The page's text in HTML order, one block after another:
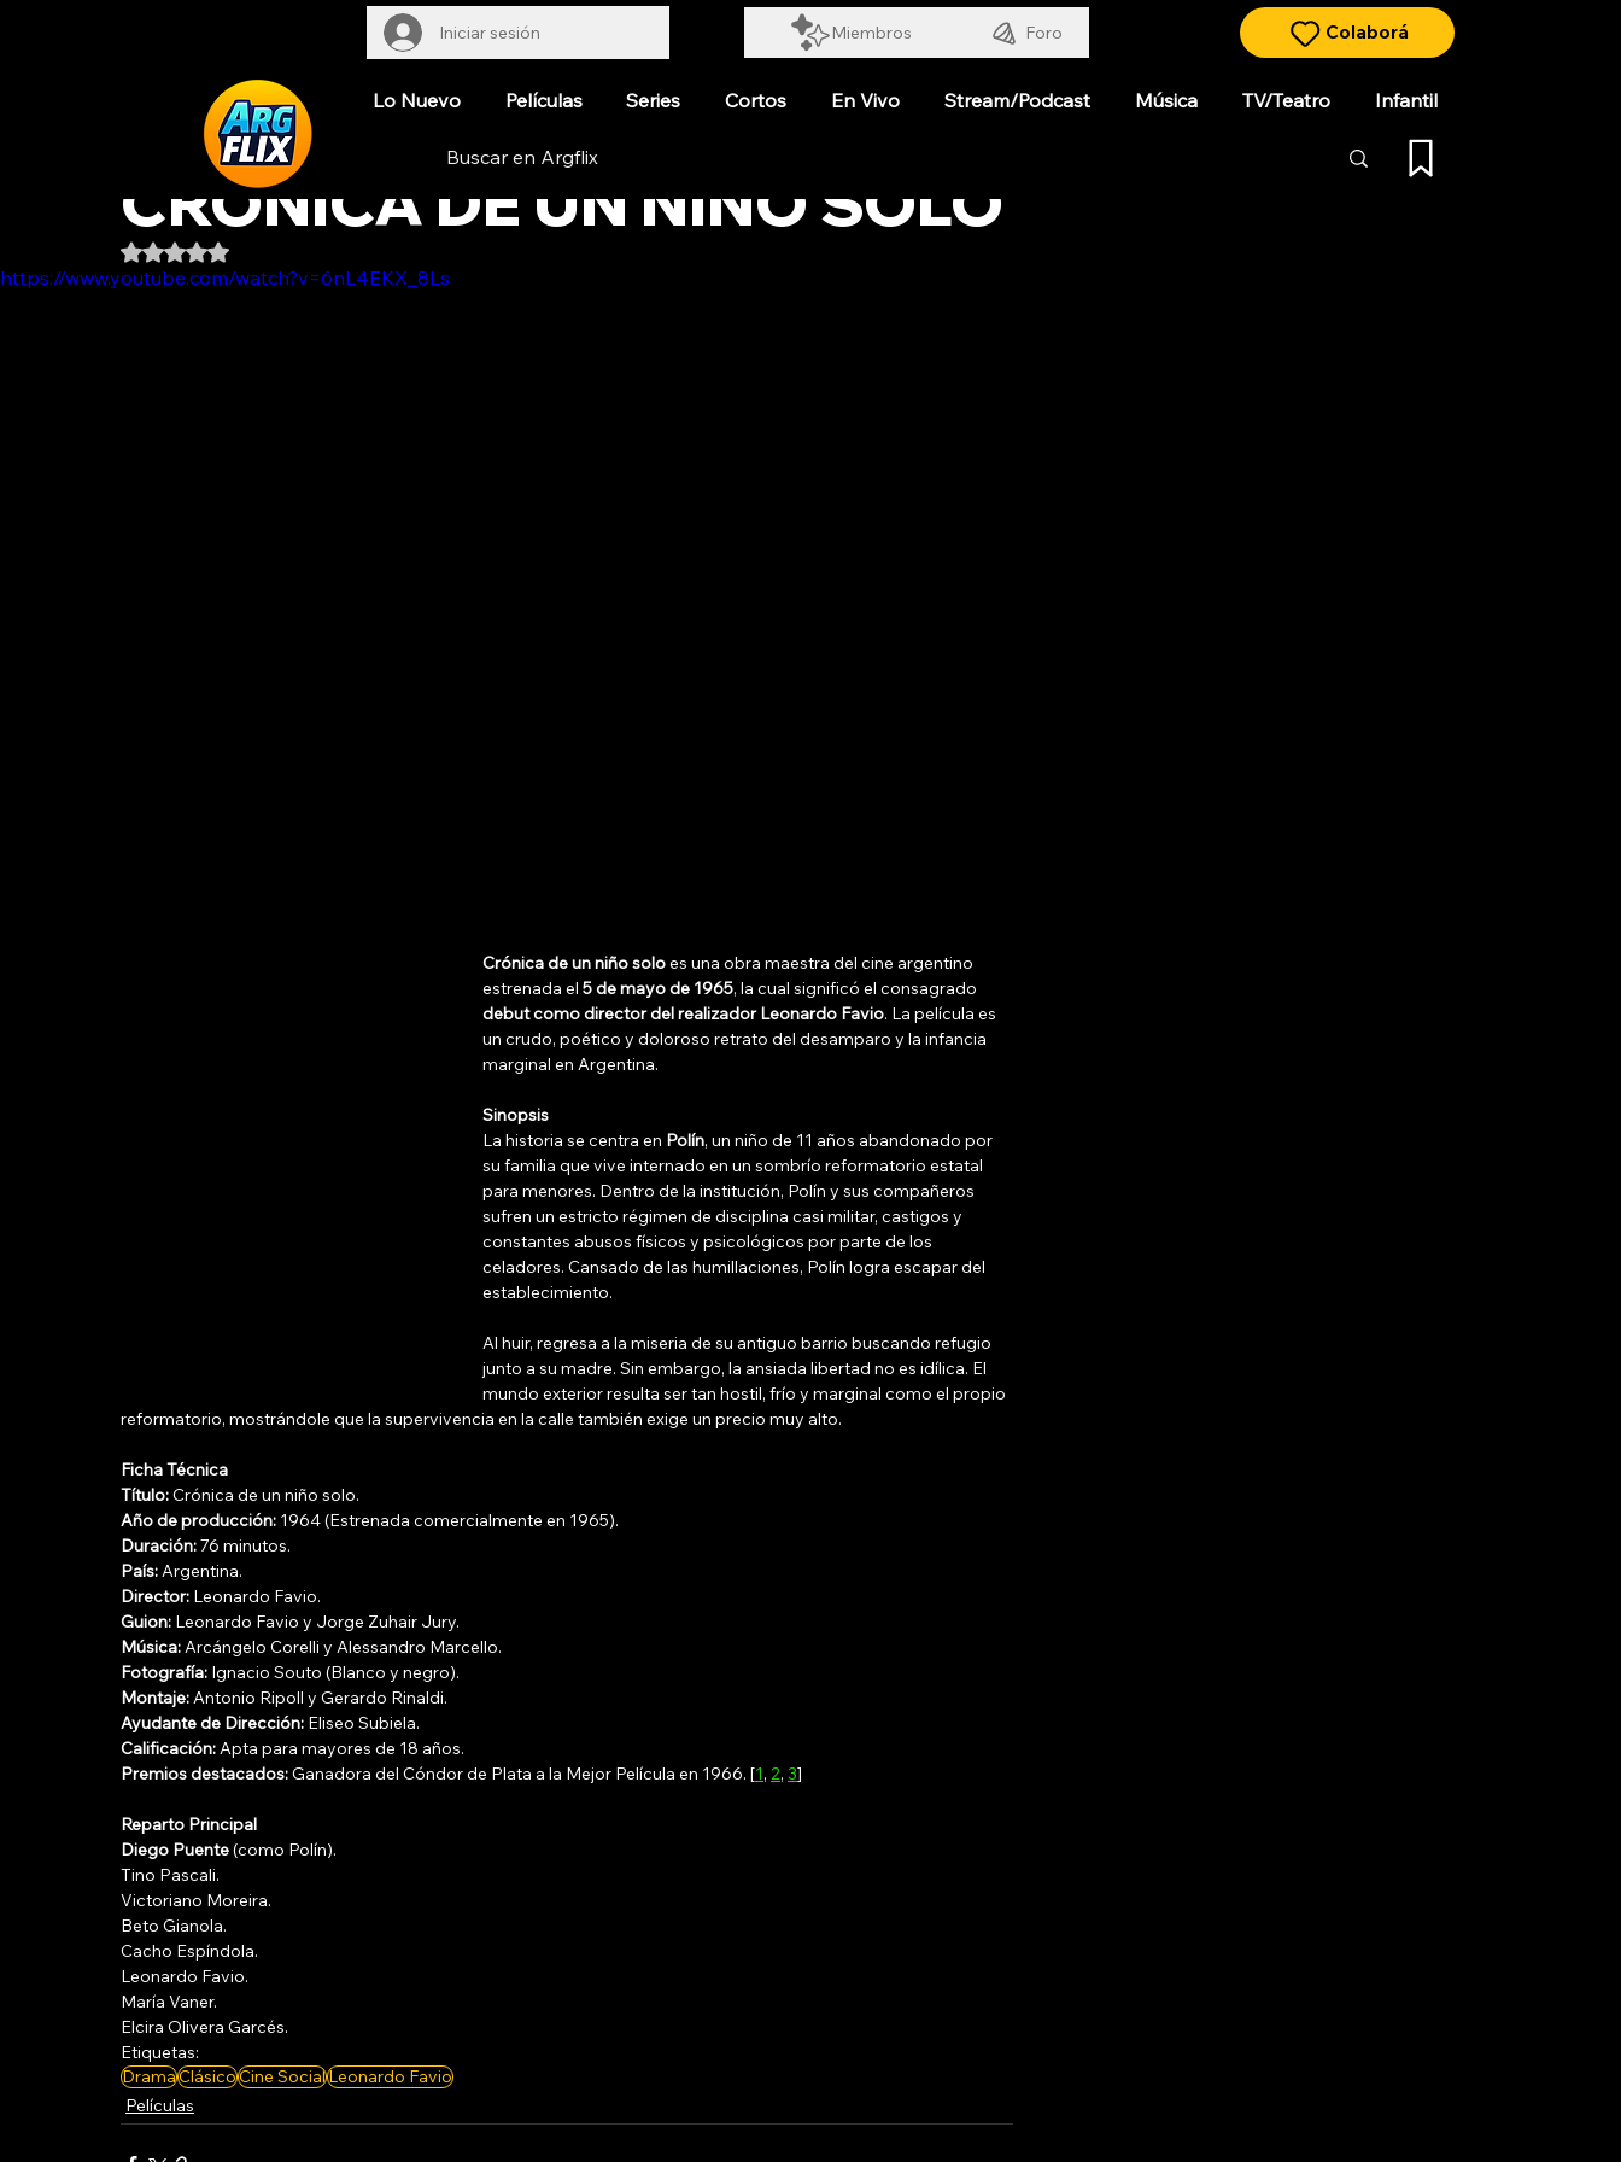
Iniciar sesión Miembros Foro Colaborá
Lo Nuevo Películas Series Cortos En Vivo Stream/Podcast Música TV/Teatro Infantil
CRÓNICA DE UN NIÑO SOLO
Obtuvo NaN de 5 estrellas.
https://www.youtube.com/watch?v=6nL4EKX_8Ls
Crónica de un niño solo es una obra maestra del cine argentino
estrenada el 5 de mayo de 1965, la cual significó el consagrado
debut como director del realizador Leonardo Favio. La película es
un crudo, poético y doloroso retrato del desamparo y la infancia
marginal en Argentina.
Sinopsis
La historia se centra en Polín, un niño de 11 años abandonado por
su familia que vive internado en un sombrío reformatorio estatal
para menores. Dentro de la institución, Polín y sus compañeros
sufren un estricto régimen de disciplina casi militar, castigos y
constantes abusos físicos y psicológicos por parte de los
celadores. Cansado de las humillaciones, Polín logra escapar del
establecimiento.
Al huir, regresa a la miseria de su antiguo barrio buscando refugio
junto a su madre. Sin embargo, la ansiada libertad no es idílica. El
mundo exterior resulta ser tan hostil, frío y marginal como el propio
reformatorio, mostrándole que la supervivencia en la calle también exige un precio muy alto.
Ficha Técnica
Título: Crónica de un niño solo.
Año de producción: 1964 (Estrenada comercialmente en 1965).
Duración: 76 minutos.
País: Argentina.
Director: Leonardo Favio.
Guion: Leonardo Favio y Jorge Zuhair Jury.
Música: Arcángelo Corelli y Alessandro Marcello.
Fotografía: Ignacio Souto (Blanco y negro).
Montaje: Antonio Ripoll y Gerardo Rinaldi.
Ayudante de Dirección: Eliseo Subiela.
Calificación: Apta para mayores de 18 años.
Premios destacados: Ganadora del Cóndor de Plata a la Mejor Película en 1966. [1, 2, 3]
Reparto Principal
Diego Puente (como Polín).
Tino Pascali.
Victoriano Moreira.
Beto Gianola.
Cacho Espíndola.
Leonardo Favio.
María Vaner.
Elcira Olivera Garcés.
Etiquetas:
DramaClásicoCine SocialLeonardo Favio
Películas